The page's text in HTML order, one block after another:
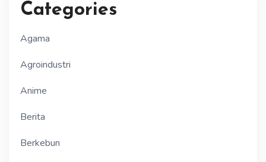
Categories
Agama
Agroindustri
Anime
Berita
Berkebun